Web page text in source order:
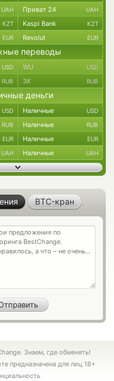
UAH Приват 24 UAH
KZT Kaspi Bank KZT
EUR Revolut EUR
переводы
USD WU USD
RUB ЗК RUB
деньги
USD Наличные USD
RUB Наличные RUB
EUR Наличные EUR
UAH Наличные UAH
BTC-кран
Знаем, где обменять!
предназначена для лиц 18+